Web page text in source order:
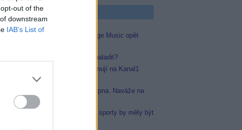
out of the
downstream
IAB’s List of
Top známky
Ochutnávka skončila. Vantage Music opět
Prima sport startuje. Kde ji naladit?
Arena Sport 1 a 2 se přejmenují na Kanal1
Sport a Kanal1 Xtra
Prima sport odstartuje 17. srpna. Naváže na
stanici Sporty TV
Nejvíce čtenářů si myslí, že sporty by měly být